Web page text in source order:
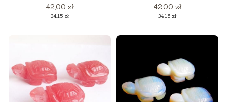
Cena
42,00 zł
Cena
34,15 zł
Cena
42,00 zł
Cena
34,15 zł